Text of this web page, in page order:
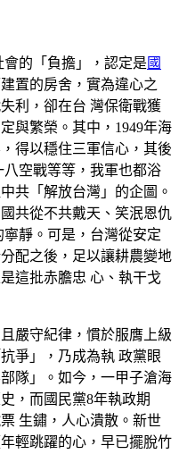
的「負擔」，認定是 國
置的房舍，實為違心之
利，卻在台 灣保衛戰獲
與繁榮。其中，1949年海
得以穩住三軍信心，其後
空戰等等，我軍也都浴
共「解放台灣」的企圖。
共從不共戴天、笑泯恩仇
靜。可是，台灣從安定
配之後，足以讓耕農變地
這批赤膽忠 心、執干戈
嚴守紀律，慣於服膺上級
爭」，乃成為執 政黨眼
隊」。如今，一甲子滄海
，而國民黨8年執政期
生鏽，人心潰散。新世
輕跳躍的心，早已擺脫竹